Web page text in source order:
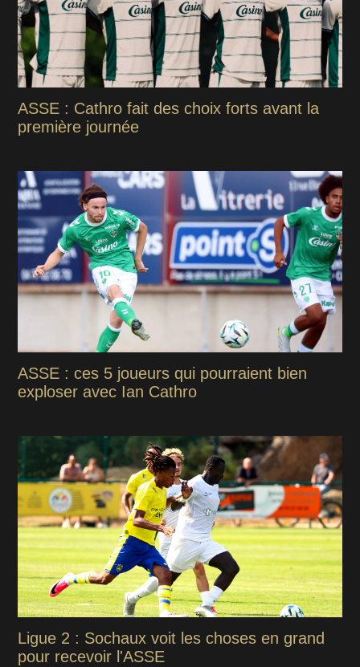
ASSE : Cathro fait des choix forts avant la
première journée
ASSE : ces 5 joueurs qui pourraient bien
exploser avec Ian Cathro
Ligue 2 : Sochaux voit les choses en grand
pour recevoir l'ASSE